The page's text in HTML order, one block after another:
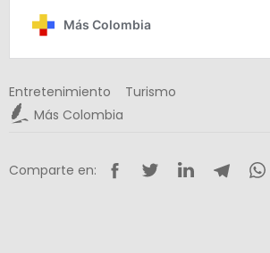
Entretenimiento
Turismo
Más Colombia
Comparte en: